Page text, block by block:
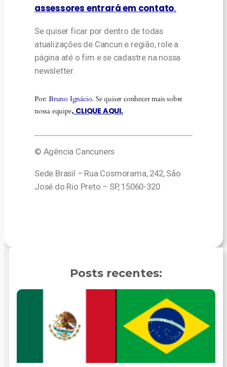
assessores entrará em contato.
Se quiser ficar por dentro de todas
atualizações de Cancun e região, role a
página até o fim e se cadastre na nossa
newsletter.
Por: Bruno Ignácio. Se quiser conhecer mais sobre
nossa equipe, CLIQUE AQUI.
© Agência Cancuners
Sede Brasil – Rua Cosmorama, 242, São
José do Rio Preto – SP, 15060-320
Posts recentes: